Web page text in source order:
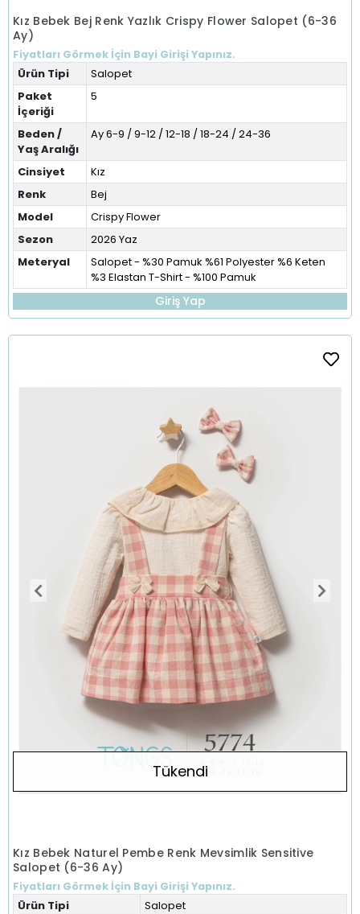
Kız Bebek Bej Renk Yazlık Crispy Flower Salopet (6-36
Ay)
Fiyatları Görmek İçin Bayi Girişi Yapınız.
Ürün Tipi
Salopet
Paket
İçeriği
5
Beden /
Yaş Aralığı
Ay 6-9 / 9-12 / 12-18 / 18-24 / 24-36
Cinsiyet
Kız
Renk
Bej
Model
Crispy Flower
Sezon
2026 Yaz
Meteryal
Salopet - %30 Pamuk %61 Polyester %6 Keten
%3 Elastan T-Shirt - %100 Pamuk
Giriş Yap
Tükendi
Kız Bebek Naturel Pembe Renk Mevsimlik Sensitive
Salopet (6-36 Ay)
Fiyatları Görmek İçin Bayi Girişi Yapınız.
Ürün Tipi
Salopet